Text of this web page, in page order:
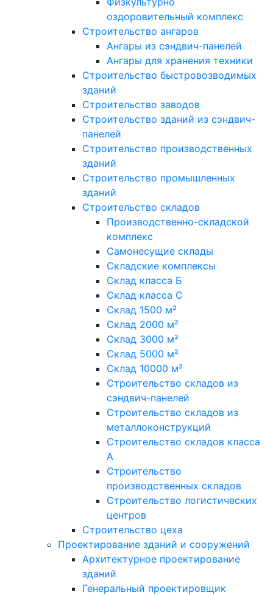
оздоровительный комплекс
Строительство ангаров
Ангары из сэндвич-панелей
Ангары для хранения техники
Строительство быстровозводимых
зданий
Строительство заводов
Строительство зданий из сэндвич-
панелей
Строительство производственных
зданий
Строительство промышленных
зданий
Строительство складов
Производственно-складской
комплекс
Самонесущие склады
Складские комплексы
Склад класса Б
Склад класса С
Склад 1500 м²
Склад 2000 м²
Склад 3000 м²
Склад 5000 м²
Склад 10000 м²
Строительство складов из
сэндвич-панелей
Строительство складов из
металлоконструкций
Строительство складов класса
А
Строительство
производственных складов
Строительство логистических
центров
Строительство цеха
Проектирование зданий и сооружений
Архитектурное проектирование
зданий
Генеральный проектировщик